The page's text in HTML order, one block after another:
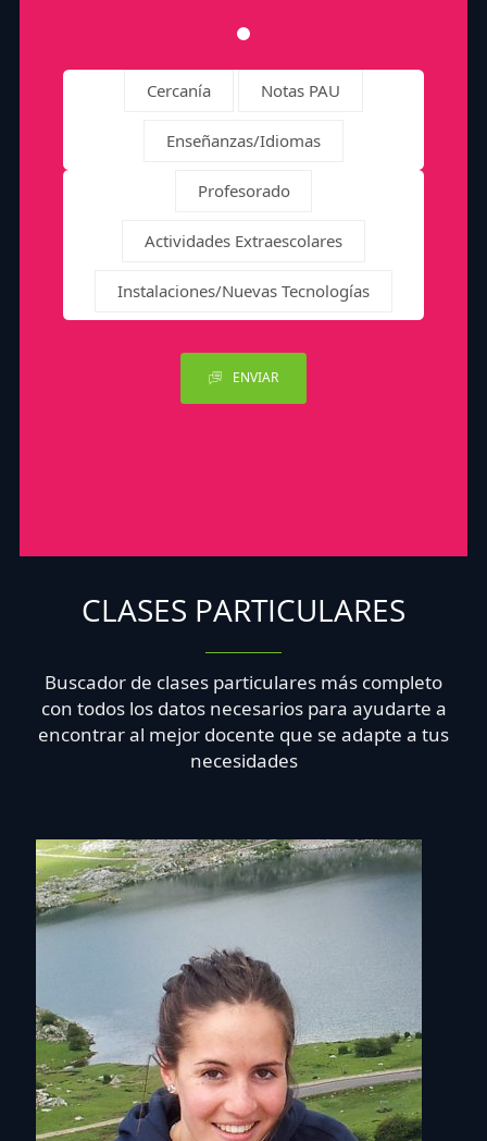
Cercanía Notas PAU
Enseñanzas/Idiomas
Profesorado
Actividades Extraescolares
Instalaciones/Nuevas Tecnologías
ENVIAR
CLASES PARTICULARES
Buscador de clases particulares más completo
con todos los datos necesarios para ayudarte a
encontrar al mejor docente que se adapte a tus
necesidades